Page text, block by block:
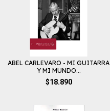
ABEL CARLEVARO - MI GUITARRA
Y MI MUNDO...
$18.890